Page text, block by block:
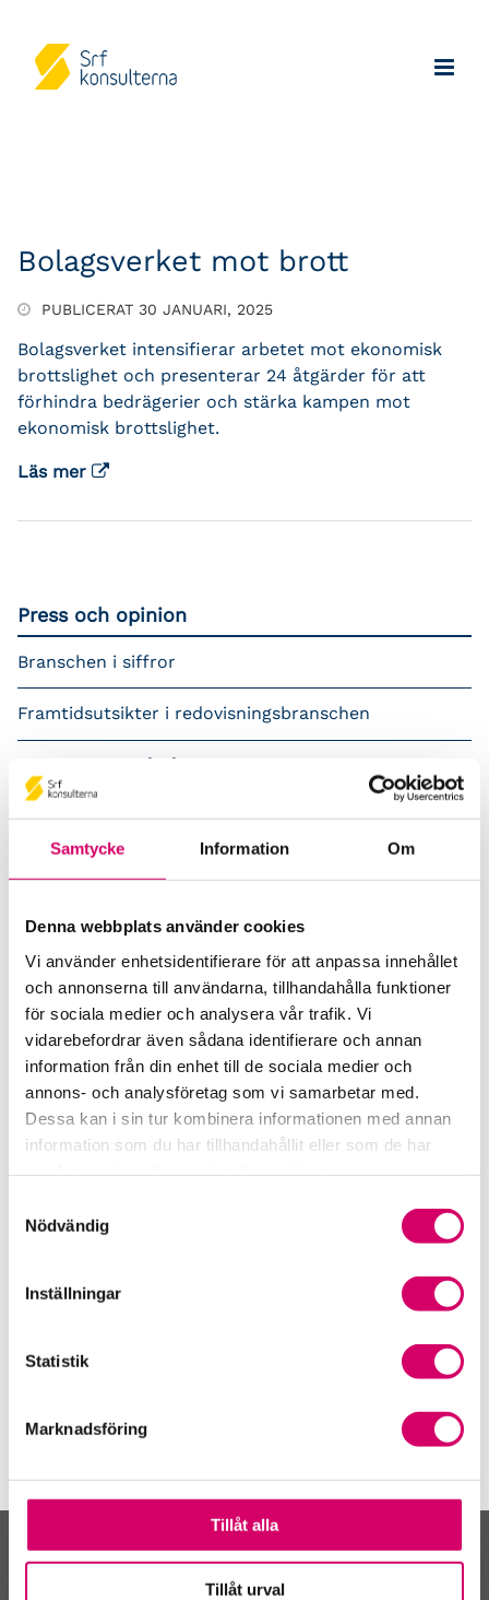
Samtycke Information Om
Denna webbplats använder cookies
Vi använder enhetsidentifierare för att anpassa innehållet
och annonserna till användarna, tillhandahålla funktioner
för sociala medier och analysera vår trafik. Vi
vidarebefordrar även sådana identifierare och annan
information från din enhet till de sociala medier och
annons- och analysföretag som vi samarbetar med.
Dessa kan i sin tur kombinera informationen med annan
information som du har tillhandahållit eller som de har
Nödvändig
Inställningar
Statistik
Marknadsföring
Tillåt alla
Tillåt urval
Bolagsverket mot brott
PUBLICERAT 30 JANUARI, 2025
Bolagsverket intensifierar arbetet mot ekonomisk
brottslighet och presenterar 24 åtgärder för att
förhindra bedrägerier och stärka kampen mot
ekonomisk brottslighet.
Läs mer
Press och opinion
Branschen i siffror
Framtidsutsikter i redovisningsbranschen
Prenumerera på våra nyhetsbrev
Pressrum
Remisser
Samverkan med myndigheter och organisationer
Srf Fokusrapport 2024 – insikter för hållbart
företagande
Våra nyhetskanaler
Tidningen Konsulten
Öppet brev till Myndigheten för yrkeshögskolan
Framtidsutsikter i lönebranschen
Kalendarium